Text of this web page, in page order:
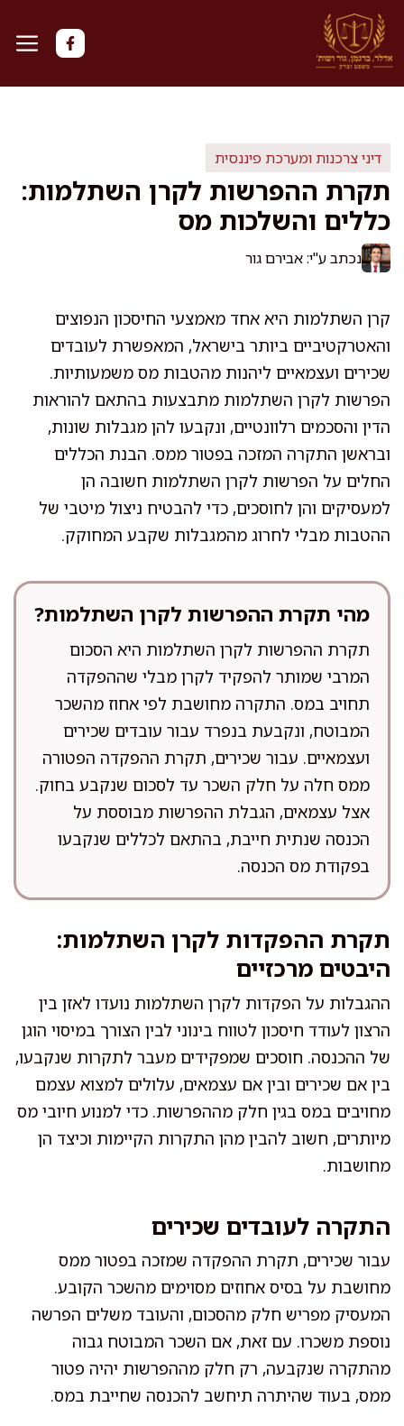
לדלג
לתוכן
דיני צרכנות ומערכת פיננסית
תקרת ההפרשות לקרן השתלמות:
כללים והשלכות מס
נכתב ע"י: אבירם גור
קרן השתלמות היא אחד מאמצעי החיסכון הנפוצים
והאטרקטיביים ביותר בישראל, המאפשרת לעובדים
שכירים ועצמאיים ליהנות מהטבות מס משמעותיות.
הפרשות לקרן השתלמות מתבצעות בהתאם להוראות
הדין והסכמים רלוונטיים, ונקבעו להן מגבלות שונות,
ובראשן התקרה המזכה בפטור ממס. הבנת הכללים
החלים על הפרשות לקרן השתלמות חשובה הן
למעסיקים והן לחוסכים, כדי להבטיח ניצול מיטבי של
ההטבות מבלי לחרוג מהמגבלות שקבע המחוקק.
מהי תקרת ההפרשות לקרן השתלמות?
תקרת ההפרשות לקרן השתלמות היא הסכום
המרבי שמותר להפקיד לקרן מבלי שההפקדה
תחויב במס. התקרה מחושבת לפי אחוז מהשכר
המבוטח, ונקבעת בנפרד עבור עובדים שכירים
ועצמאיים. עבור שכירים, תקרת ההפקדה הפטורה
ממס חלה על חלק השכר עד לסכום שנקבע בחוק.
אצל עצמאים, הגבלת ההפרשות מבוססת על
הכנסה שנתית חייבת, בהתאם לכללים שנקבעו
בפקודת מס הכנסה.
תקרת ההפקדות לקרן השתלמות:
היבטים מרכזיים
ההגבלות על הפקדות לקרן השתלמות נועדו לאזן בין
הרצון לעודד חיסכון לטווח בינוני לבין הצורך במיסוי הוגן
של ההכנסה. חוסכים שמפקידים מעבר לתקרות שנקבעו,
בין אם שכירים ובין אם עצמאים, עלולים למצוא עצמם
מחויבים במס בגין חלק מההפרשות. כדי למנוע חיובי מס
מיותרים, חשוב להבין מהן התקרות הקיימות וכיצד הן
מחושבות.
התקרה לעובדים שכירים
עבור שכירים, תקרת ההפקדה שמזכה בפטור ממס
מחושבת על בסיס אחוזים מסוימים מהשכר הקובע.
המעסיק מפריש חלק מהסכום, והעובד משלים הפרשה
נוספת משכרו. עם זאת, אם השכר המבוטח גבוה
מהתקרה שנקבעה, רק חלק מההפרשות יהיה פטור
ממס, בעוד שהיתרה תיחשב להכנסה שחייבת במס.